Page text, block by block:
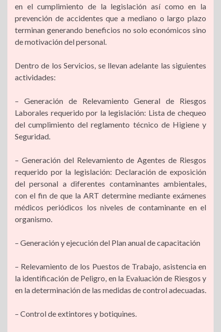
en el cumplimiento de la legislación así como en la
prevención de accidentes que a mediano o largo plazo
terminan generando beneficios no solo económicos sino
de motivación del personal.
Dentro de los Servicios, se llevan adelante las siguientes
actividades:
– Generación de Relevamiento General de Riesgos
Laborales requerido por la legislación: Lista de chequeo
del cumplimiento del reglamento técnico de Higiene y
Seguridad.
– Generación del Relevamiento de Agentes de Riesgos
requerido por la legislación: Declaración de exposición
del personal a diferentes contaminantes ambientales,
con el fin de que la ART determine mediante exámenes
médicos periódicos los niveles de contaminante en el
organismo.
– Generación y ejecución del Plan anual de capacitación
– Relevamiento de los Puestos de Trabajo, asistencia en
la identificación de Peligro, en la Evaluación de Riesgos y
en la determinación de las medidas de control adecuadas.
– Control de extintores y botiquines.